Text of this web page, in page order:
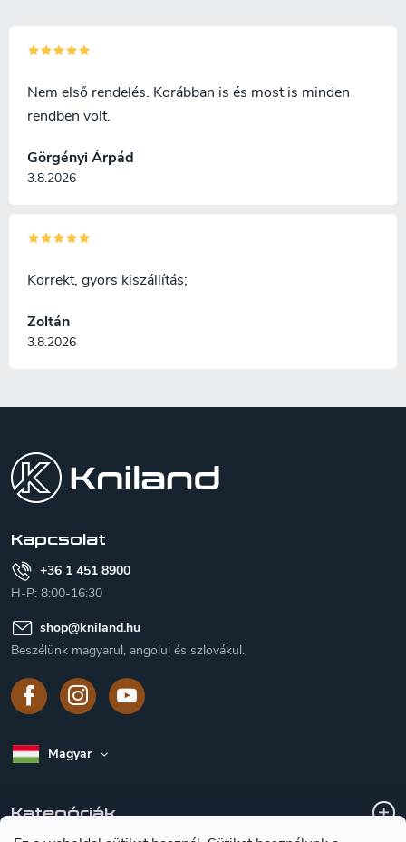
Görgényi Árpád
3.8.2026
Nem első rendelés. Korábban is és most is minden
rendben volt.
Zoltán
3.8.2026
Korrekt, gyors kiszállítás;
Kapcsolat
+36 1 451 8900
H-P: 8:00-16:30
shop@kniland.hu
Beszélünk magyarul, angolul és szlovákul.
Magyar
Kategóriák